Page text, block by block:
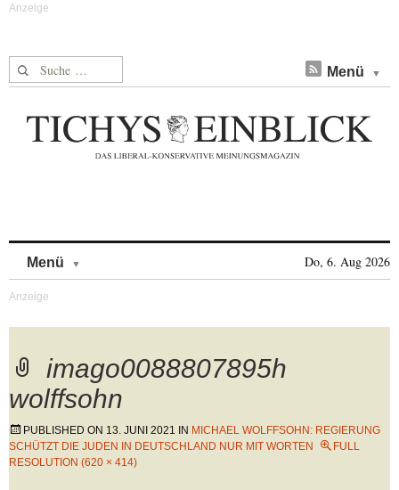
Suche nach: Menü
Menü Do, 6. Aug 2026
imago0088807895h
wolffsohn
PUBLISHED ON 13. JUNI 2021 IN MICHAEL WOLFFSOHN: REGIERUNG
SCHÜTZT DIE JUDEN IN DEUTSCHLAND NUR MIT WORTEN
FULL
RESOLUTION (620 × 414)